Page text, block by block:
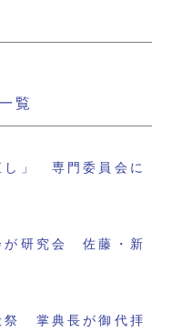
覧
し」 専門委員会に
が研究会 佐藤・新
祭 掌典長が御代拝